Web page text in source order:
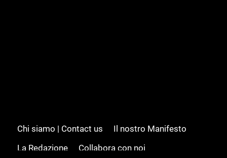
Chi siamo | Contact us
Il nostro Manifesto
La Redazione
Collabora con noi